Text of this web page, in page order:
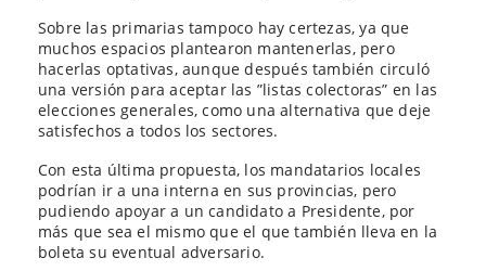
Sobre las primarias tampoco hay certezas, ya que
muchos espacios plantearon mantenerlas, pero
hacerlas optativas, aunque después también circuló
una versión para aceptar las ”listas colectoras” en las
elecciones generales, como una alternativa que deje
satisfechos a todos los sectores.
Con esta última propuesta, los mandatarios locales
podrían ir a una interna en sus provincias, pero
pudiendo apoyar a un candidato a Presidente, por
más que sea el mismo que el que también lleva en la
boleta su eventual adversario.